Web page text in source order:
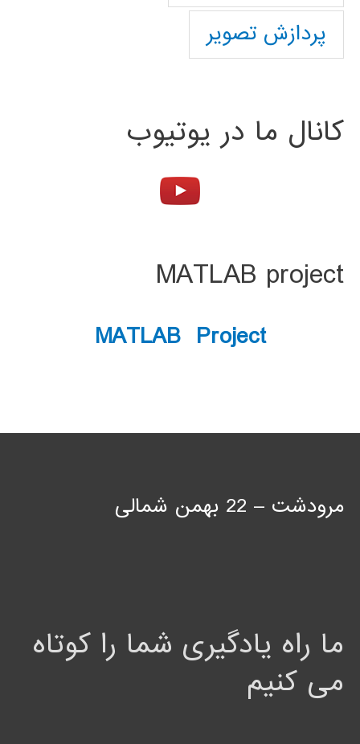
پردازش تصویر
کانال ما در یوتیوب
MATLAB project
MATLAB Project
مرودشت – 22 بهمن شمالی
ما راه یادگیری شما را کوتاه
می کنیم